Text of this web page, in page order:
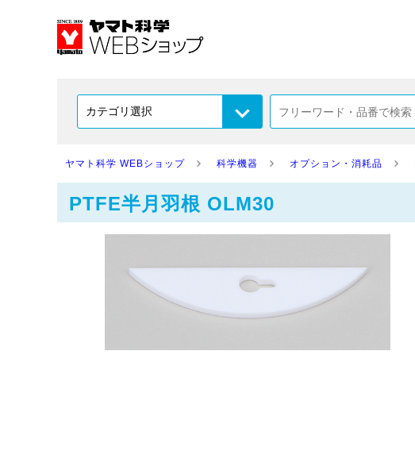
ヤマト科学 WEBショップ 科学機器 オプション・消耗品
PTFE半月羽根 OLM30